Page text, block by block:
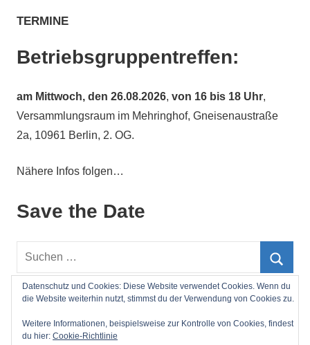
TERMINE
Betriebsgruppentreffen:
am Mittwoch, den 26.08.2026, von 16 bis 18 Uhr,
Versammlungsraum im Mehringhof, Gneisenaustraße
2a, 10961 Berlin, 2. OG.
Nähere Infos folgen…
Save the Date
Suchen
Impressum
Datenschutz und Cookies: Diese Website verwendet Cookies. Wenn du
die Website weiterhin nutzt, stimmst du der Verwendung von Cookies zu.
Weitere Informationen, beispielsweise zur Kontrolle von Cookies, findest
du hier: Cookie-Richtlinie